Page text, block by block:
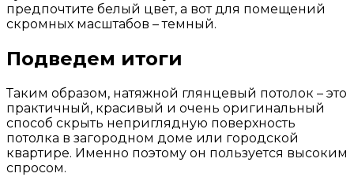
предпочтите белый цвет, а вот для помещений
скромных масштабов – темный.
Подведем итоги
Таким образом, натяжной глянцевый потолок – это
практичный, красивый и очень оригинальный
способ скрыть неприглядную поверхность
потолка в загородном доме или городской
квартире. Именно поэтому он пользуется высоким
спросом.